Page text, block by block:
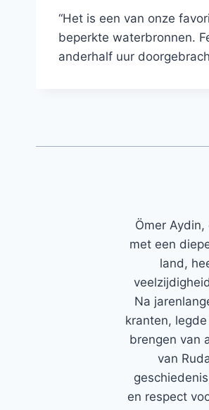
“Het is een van onze
beperkte waterbronnen.
anderhalf uur
Ömer
met een
land,
Na
kranten,
brengen van
van
en respect